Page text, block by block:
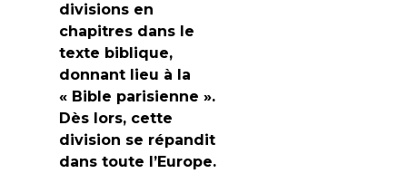
divisions en
chapitres dans le
texte biblique,
donnant lieu à la
« Bible parisienne ».
Dès lors, cette
division se répandit
dans toute l’Europe.